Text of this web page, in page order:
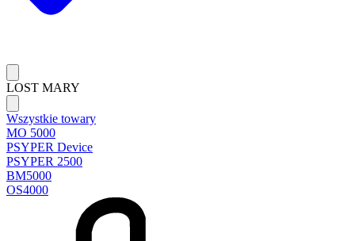
LOST MARY
Wszystkie towary
MO 5000
PSYPER Device
PSYPER 2500
BM5000
OS4000